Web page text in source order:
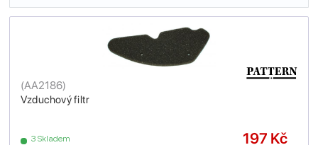
Vzduchový filtr
(AA2186)
3 Skladem 197 Kč